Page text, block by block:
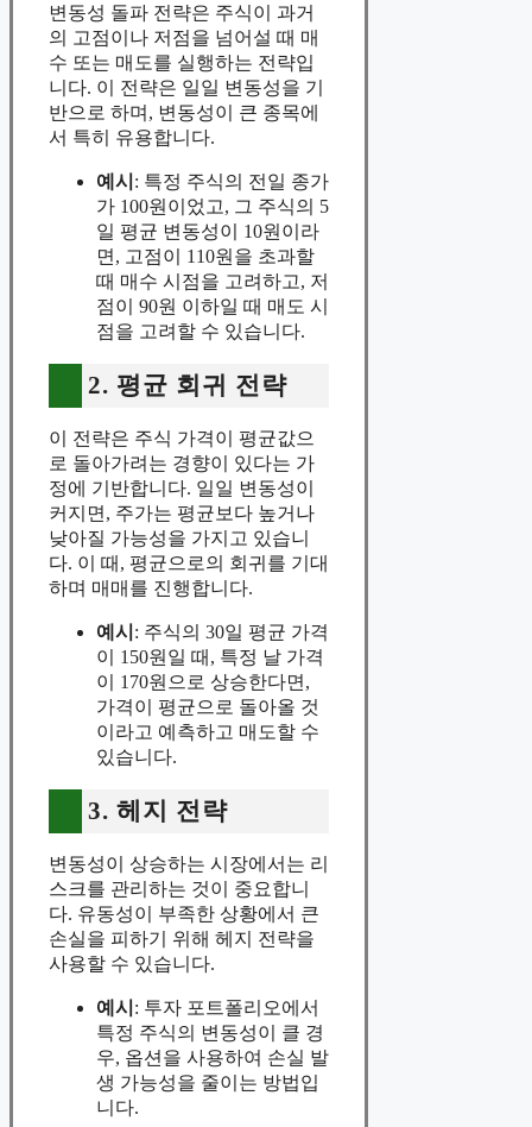
변동성 돌파 전략은 주식이 과거
의 고점이나 저점을 넘어설 때 매
수 또는 매도를 실행하는 전략입
니다. 이 전략은 일일 변동성을 기
반으로 하며, 변동성이 큰 종목에
서 특히 유용합니다.
예시 : 특정 주식의 전일 종가
가 100원이었고, 그 주식의 5
일 평균 변동성이 10원이라
면, 고점이 110원을 초과할
때 매수 시점을 고려하고, 저
점이 90원 이하일 때 매도 시
점을 고려할 수 있습니다.
2. 평균 회귀 전략
이 전략은 주식 가격이 평균값으
로 돌아가려는 경향이 있다는 가
정에 기반합니다. 일일 변동성이
커지면, 주가는 평균보다 높거나
낮아질 가능성을 가지고 있습니
다. 이 때, 평균으로의 회귀를 기대
하며 매매를 진행합니다.
예시 : 주식의 30일 평균 가격
이 150원일 때, 특정 날 가격
이 170원으로 상승한다면,
가격이 평균으로 돌아올 것
이라고 예측하고 매도할 수
있습니다.
3. 헤지 전략
변동성이 상승하는 시장에서는 리
스크를 관리하는 것이 중요합니
다. 유동성이 부족한 상황에서 큰
손실을 피하기 위해 헤지 전략을
사용할 수 있습니다.
예시 : 투자 포트폴리오에서
특정 주식의 변동성이 클 경
우, 옵션을 사용하여 손실 발
생 가능성을 줄이는 방법입
니다.